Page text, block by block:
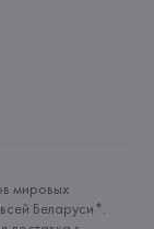
мировых
Беларуси*.